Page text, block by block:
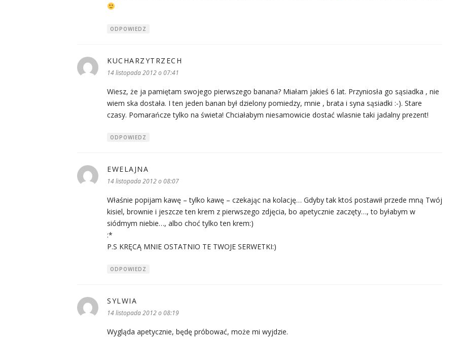
ODPOWIEDZ
KUCHARZYTRZECH
14 listopada 2012 o 07:41
Wiesz, że ja pamiętam swojego pierwszego banana? Miałam jakieś 6 lat. Przyniosła go sąsiadka , nie
wiem ska dostała. I ten jeden banan był dzielony pomiedzy, mnie , brata i syna sąsiadki :-). Stare
czasy. Pomarańcze tylko na świeta! Chciałabym niesamowicie dostać wlasnie taki jadalny prezent!
ODPOWIEDZ
EWELAJNA
14 listopada 2012 o 08:07
Właśnie popijam kawę – tylko kawę – czekając na kolację… Gdyby tak ktoś postawił przede mną Twój
kisiel, brownie i jeszcze ten krem z pierwszego zdjęcia, bo apetycznie zaczęty…, to byłabym w
siódmym niebie…, albo choć tylko ten krem:)
:*
P.S KRĘCĄ MNIE OSTATNIO TE TWOJE SERWETKI:)
ODPOWIEDZ
SYLWIA
14 listopada 2012 o 08:19
Wygląda apetycznie, będę próbować, może mi wyjdzie.